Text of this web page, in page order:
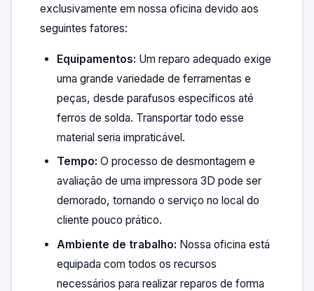
exclusivamente em nossa oficina devido aos
seguintes fatores:
Equipamentos: Um reparo adequado exige
uma grande variedade de ferramentas e
peças, desde parafusos específicos até
ferros de solda. Transportar todo esse
material seria impraticável.
Tempo: O processo de desmontagem e
avaliação de uma impressora 3D pode ser
demorado, tornando o serviço no local do
cliente pouco prático.
Ambiente de trabalho: Nossa oficina está
equipada com todos os recursos
necessários para realizar reparos de forma